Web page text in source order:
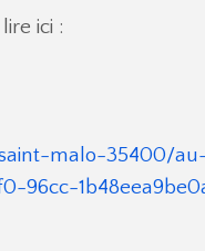
ici :
malo-35400/
96cc-